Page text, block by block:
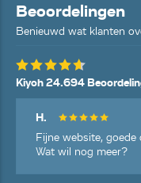
Beoordelingen
Benieuwd wat klanten
Kiyoh 24.694
H.
Fijne website, goede
Wat wil nog meer?